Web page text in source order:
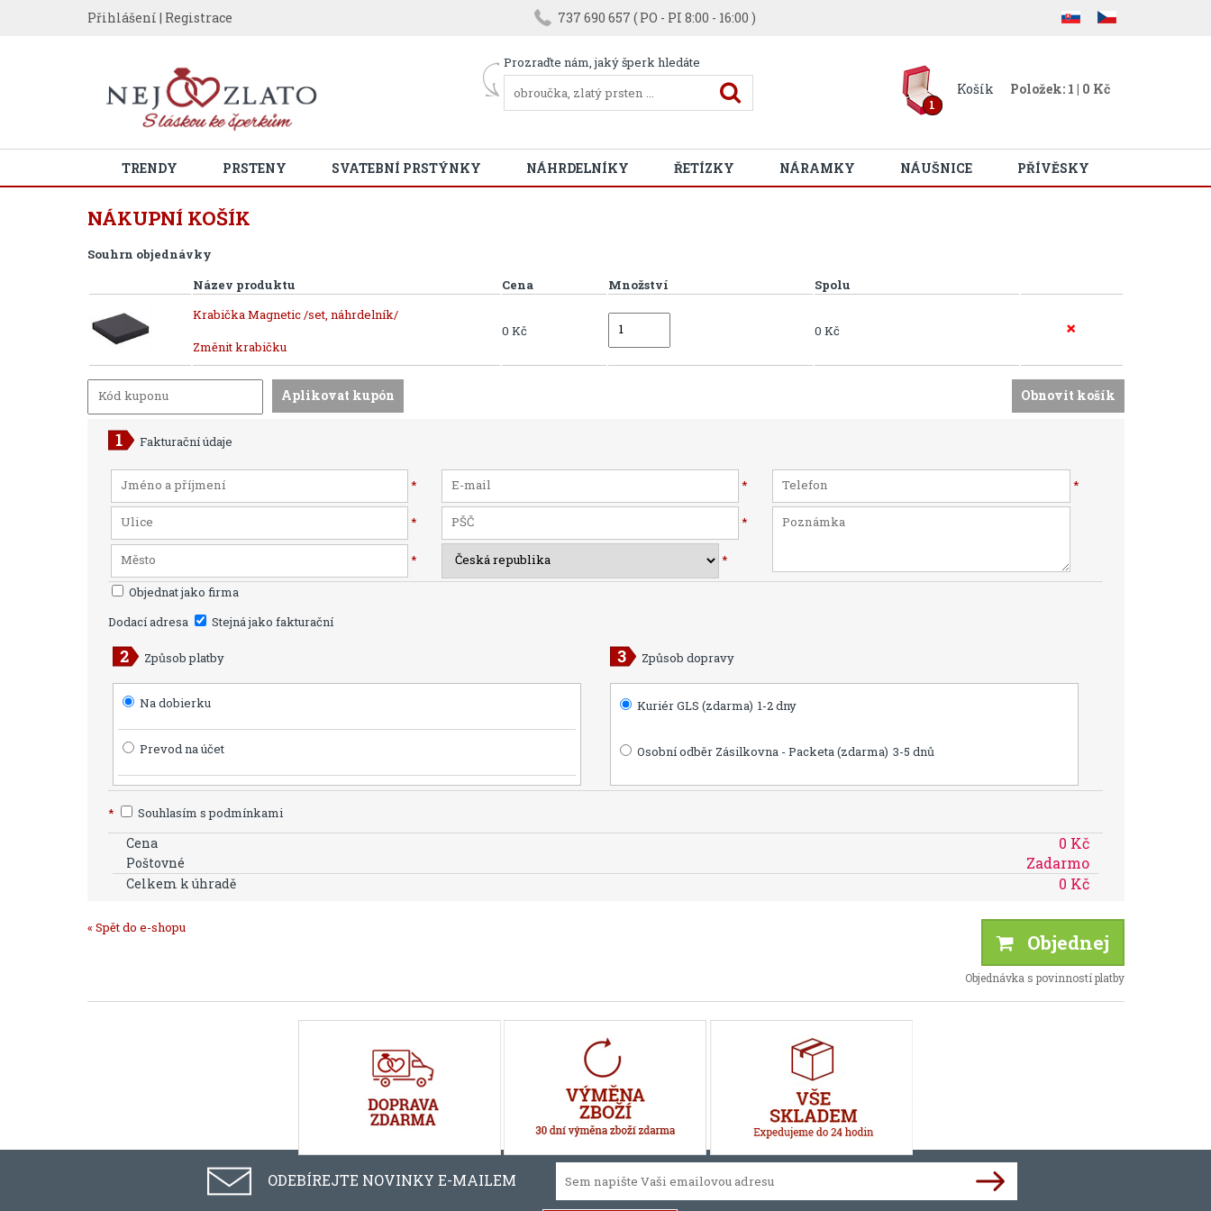
Přihlášení | Registrace 737 690 657 ( PO - PI 8:00 - 16:00 )
Prozraďte nám, jaký šperk hledáte
1
Košík Položek: 1 | 0 Kč
TRENDY PRSTENY SVATEBNÍ PRSTÝNKY NÁHRDELNÍKY ŘETÍZKY NÁRAMKY NÁUŠNICE PŘÍVĚSKY
NÁKUPNÍ KOŠÍK
Souhrn objednávky
Název produktu
Cena Množství
Spolu
Krabička Magnetic /set, náhrdelník/
Změnit krabičku
0 Kč 0 Kč
Fakturační údaje
* * *
* *
*
*
Objednat jako firma
Dodací adresa
Stejná jako fakturační
Způsob platby
Na dobierku
Prevod na účet
Způsob dopravy
Kuriér GLS (zdarma) 1-2 dny
Osobní odběr Zásilkovna - Packeta (zdarma) 3-5 dnů
* Souhlasím s podmínkami
Cena 0 Kč
Poštovné Zadarmo
Celkem k úhradě 0 Kč
« Spět do e-shopu
Objednej
Objednávka s povinností platby
ODEBÍREJTE NOVINKY E-MAILEM